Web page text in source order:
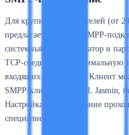
Для крупных отправителей (от
предлагается прямое SMPP-
системный идентификатор и
TCP-соединение, минимальную
входящих сообщений. Клиент
SMPP-клиенты (Kannel, Jasmin,
Настройка и тестирование
специалистов SMSdar.